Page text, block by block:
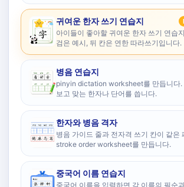
귀여운 한자 쓰기 연습지
아이들이 좋아할 귀여운 한자 쓰기 연습
검은 예시, 뒤 칸은 연한 따라쓰기입니다.
병음 연습지
pinyin dictation worksheet를 만듭니다.
보고 맞는 한자나 단어를 씁니다.
한자와 병음 격자
병음 가이드 줄과 전자격 쓰기 칸이 같은
stroke order worksheet를 만듭니다.
중국어 이름 연습지
중국어 이름을 입력하면 각 이름의 필순